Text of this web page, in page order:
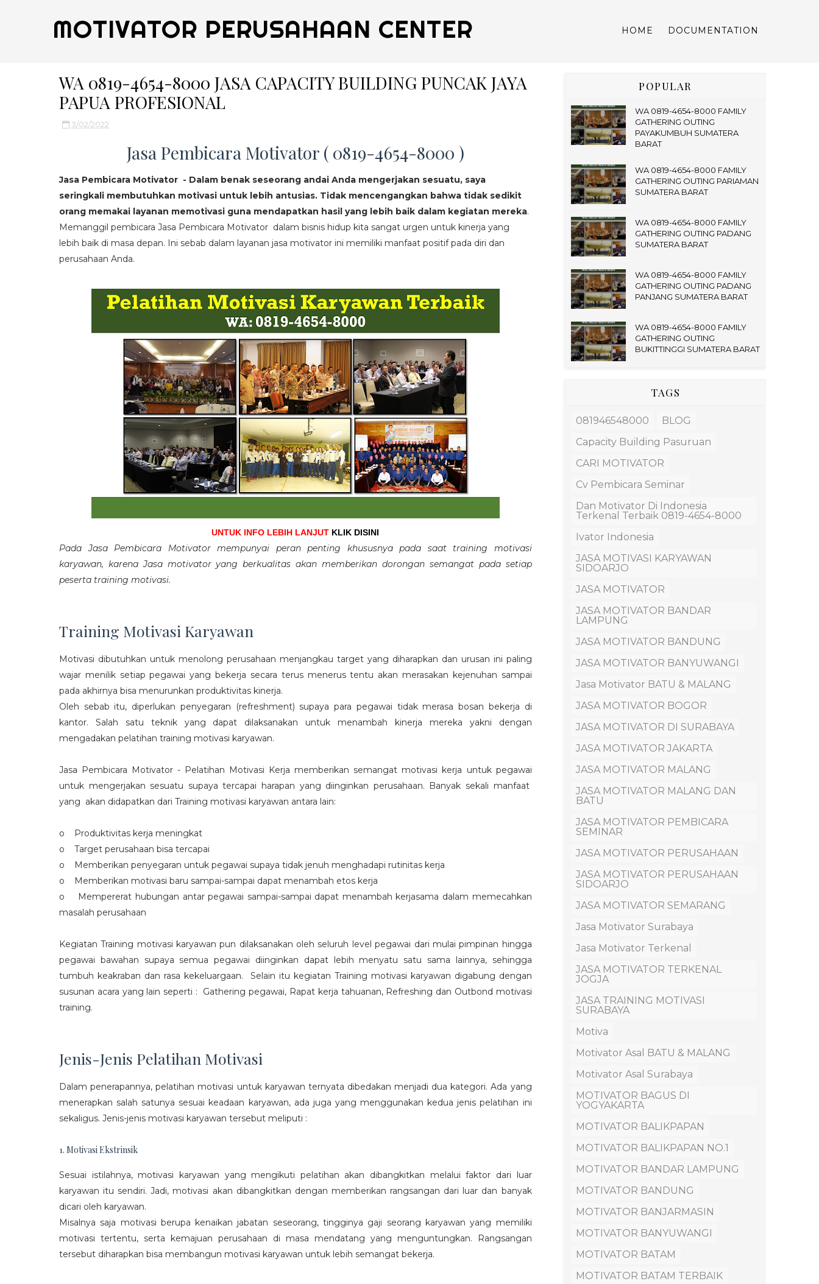
MOTIVATOR PERUSAHAAN CENTER HOME DOCUMENTATION
WA 0819-4654-8000 JASA CAPACITY BUILDING PUNCAK JAYA
PAPUA PROFESIONAL
3/02/2022
Jasa Pembicara Motivator ( 0819-4654-8000 )
Jasa Pembicara Motivator - Dalam benak seseorang andai Anda mengerjakan sesuatu, saya
seringkali membutuhkan motivasi untuk lebih antusias. Tidak mencengangkan bahwa tidak sedikit
orang memakai layanan memotivasi guna mendapatkan hasil yang lebih baik dalam kegiatan mereka.
Memanggil pembicara Jasa Pembicara Motivator dalam bisnis hidup kita sangat urgen untuk kinerja yang
lebih baik di masa depan. Ini sebab dalam layanan jasa motivator ini memiliki manfaat positif pada diri dan
perusahaan Anda.
UNTUK INFO LEBIH LANJUT KLIK DISINI
Pada Jasa Pembicara Motivator mempunyai peran penting khususnya pada saat training motivasi
karyawan, karena Jasa motivator yang berkualitas akan memberikan dorongan semangat pada setiap
peserta training motivasi.
Training Motivasi Karyawan
Motivasi dibutuhkan untuk menolong perusahaan menjangkau target yang diharapkan dan urusan ini paling
wajar menilik setiap pegawai yang bekerja secara terus menerus tentu akan merasakan kejenuhan sampai
pada akhirnya bisa menurunkan produktivitas kinerja.
Oleh sebab itu, diperlukan penyegaran (refreshment) supaya para pegawai tidak merasa bosan bekerja di
kantor. Salah satu teknik yang dapat dilaksanakan untuk menambah kinerja mereka yakni dengan
mengadakan pelatihan training motivasi karyawan.
Jasa Pembicara Motivator - Pelatihan Motivasi Kerja memberikan semangat motivasi kerja untuk pegawai
untuk mengerjakan sesuatu supaya tercapai harapan yang diinginkan perusahaan. Banyak sekali manfaat
yang akan didapatkan dari Training motivasi karyawan antara lain:
o Produktivitas kerja meningkat
o Target perusahaan bisa tercapai
o Memberikan penyegaran untuk pegawai supaya tidak jenuh menghadapi rutinitas kerja
o Memberikan motivasi baru sampai-sampai dapat menambah etos kerja
o Mempererat hubungan antar pegawai sampai-sampai dapat menambah kerjasama dalam memecahkan
masalah perusahaan
Kegiatan Training motivasi karyawan pun dilaksanakan oleh seluruh level pegawai dari mulai pimpinan hingga
pegawai bawahan supaya semua pegawai diinginkan dapat lebih menyatu satu sama lainnya, sehingga
tumbuh keakraban dan rasa kekeluargaan. Selain itu kegiatan Training motivasi karyawan digabung dengan
susunan acara yang lain seperti : Gathering pegawai, Rapat kerja tahuanan, Refreshing dan Outbond motivasi
training.
Jenis-Jenis Pelatihan Motivasi
Dalam penerapannya, pelatihan motivasi untuk karyawan ternyata dibedakan menjadi dua kategori. Ada yang
menerapkan salah satunya sesuai keadaan karyawan, ada juga yang menggunakan kedua jenis pelatihan ini
sekaligus. Jenis-jenis motivasi karyawan tersebut meliputi :
1. Motivasi Ekstrinsik
Sesuai istilahnya, motivasi karyawan yang mengikuti pelatihan akan dibangkitkan melalui faktor dari luar
karyawan itu sendiri. Jadi, motivasi akan dibangkitkan dengan memberikan rangsangan dari luar dan banyak
dicari oleh karyawan.
Misalnya saja motivasi berupa kenaikan jabatan seseorang, tingginya gaji seorang karyawan yang memiliki
motivasi tertentu, serta kemajuan perusahaan di masa mendatang yang menguntungkan. Rangsangan
tersebut diharapkan bisa membangun motivasi karyawan untuk lebih semangat bekerja.
POPULAR
WA 0819-4654-8000 FAMILY
GATHERING OUTING
PAYAKUMBUH SUMATERA
BARAT
WA 0819-4654-8000 FAMILY
GATHERING OUTING PARIAMAN
SUMATERA BARAT
WA 0819-4654-8000 FAMILY
GATHERING OUTING PADANG
SUMATERA BARAT
WA 0819-4654-8000 FAMILY
GATHERING OUTING PADANG
PANJANG SUMATERA BARAT
WA 0819-4654-8000 FAMILY
GATHERING OUTING
BUKITTINGGI SUMATERA BARAT
TAGS
081946548000
BLOG
Capacity Building Pasuruan
CARI MOTIVATOR
Cv Pembicara Seminar
Dan Motivator Di Indonesia
Terkenal Terbaik 0819-4654-8000
Ivator Indonesia
JASA MOTIVASI KARYAWAN
SIDOARJO
JASA MOTIVATOR
JASA MOTIVATOR BANDAR
LAMPUNG
JASA MOTIVATOR BANDUNG
JASA MOTIVATOR BANYUWANGI
Jasa Motivator BATU & MALANG
JASA MOTIVATOR BOGOR
JASA MOTIVATOR DI SURABAYA
JASA MOTIVATOR JAKARTA
JASA MOTIVATOR MALANG
JASA MOTIVATOR MALANG DAN
BATU
JASA MOTIVATOR PEMBICARA
SEMINAR
JASA MOTIVATOR PERUSAHAAN
JASA MOTIVATOR PERUSAHAAN
SIDOARJO
JASA MOTIVATOR SEMARANG
Jasa Motivator Surabaya
Jasa Motivator Terkenal
JASA MOTIVATOR TERKENAL
JOGJA
JASA TRAINING MOTIVASI
SURABAYA
Motiva
Motivator Asal BATU & MALANG
Motivator Asal Surabaya
MOTIVATOR BAGUS DI
YOGYAKARTA
MOTIVATOR BALIKPAPAN
MOTIVATOR BALIKPAPAN NO.1
MOTIVATOR BANDAR LAMPUNG
MOTIVATOR BANDUNG
MOTIVATOR BANJARMASIN
MOTIVATOR BANYUWANGI
MOTIVATOR BATAM
MOTIVATOR BATAM TERBAIK